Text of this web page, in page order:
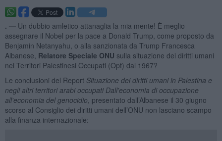
. — Un dubbio amletico attanaglia la mia mente! È meglio
assegnare il Nobel per la pace a Donald Trump, come proposto da
Benjamin Netanyahu, o alla sanzionata da Trump Francesca
Albanese, Relatore Speciale ONU sulla situazione dei diritti umani
nei Territori Palestinesi Occupati (Opt) dal 1967?
Le conclusioni del Report Situazione dei diritti umani in Palestina e
negli altri territori arabi occupati Dall'economia di occupazione
all'economia del genocidio , presentato dall’Albanese il 30 giugno
scorso al Consiglio dei diritti umani dell’ONU non lasciano scampo
alla finanza internazionale: